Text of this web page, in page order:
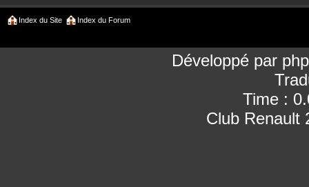
Index du Site Index du Forum
Développé par
Time :
Club Renault